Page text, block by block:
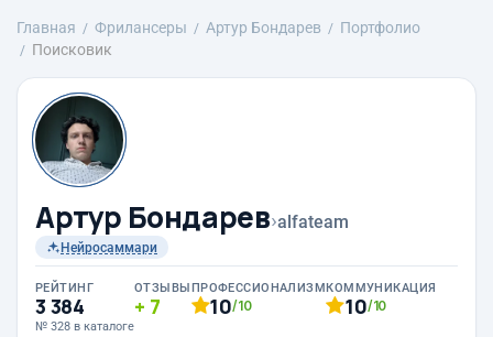
Главная Фрилансеры Артур Бондарев
Портфолио
Поисковик
Артур Бондарев›alfateam
Нейросаммари
РЕЙТИНГ
3 384
№ 328 в каталоге
ОТЗЫВЫ
7
ПРОФЕССИОНАЛИЗМ
10/10
КОММУНИКАЦИЯ
10/10